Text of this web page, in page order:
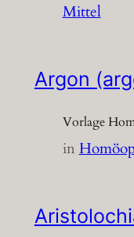
Mittel
Argon
Vorlage
in